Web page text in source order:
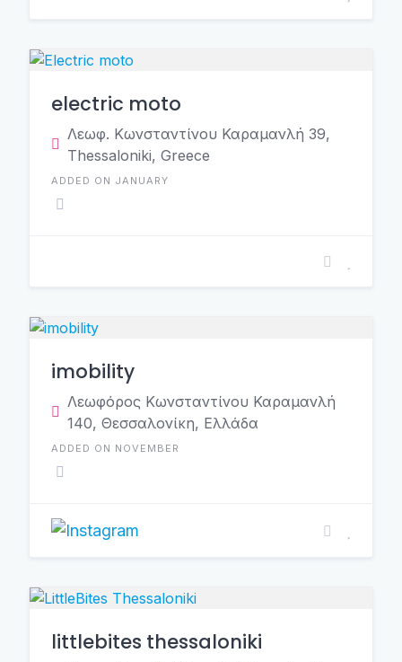
electric moto
Λεωφ. Κωνσταντίνου Καραμανλή 39,
Thessaloniki, Greece
ADDED ON JANUARY
imobility
Λεωφόρος Κωνσταντίνου Καραμανλή
140, Θεσσαλονίκη, Ελλάδα
ADDED ON NOVEMBER
littlebites thessaloniki